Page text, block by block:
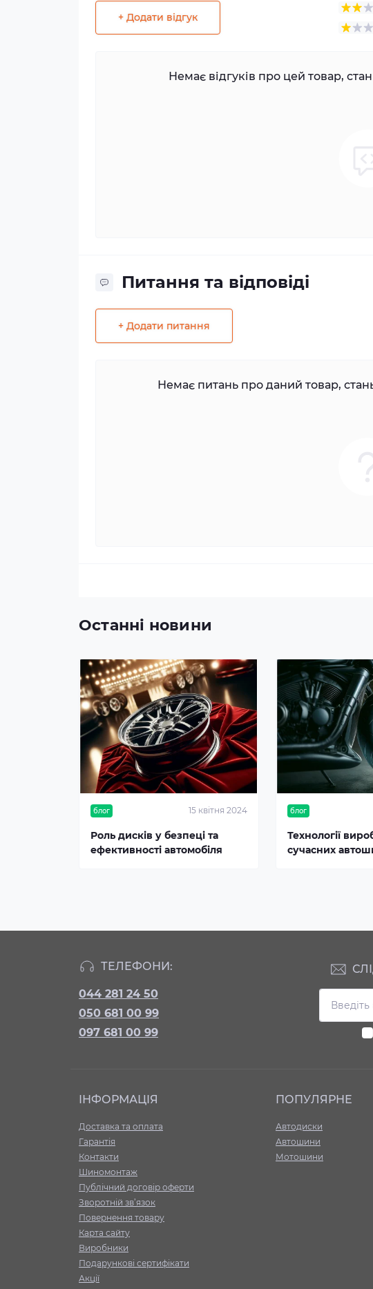
+ Додати відгук
Немає відгуків про цей товар,
Питання та відповіді
+ Додати питання
Немає питань про даний товар,
Останні новини
блог 15 квітня 2024
Роль дисків у безпеці та
ефективності автомобіля
блог
Технології
сучасних
ТЕЛЕФОНИ:
044 281 24 50
050 681 00 99
097 681 00 99
ІНФОРМАЦІЯ
Доставка та оплата
Гарантія
Контакти
Шиномонтаж
Публічний договір оферти
Зворотній зв’язок
Повернення товару
Карта сайту
Виробники
Подарункові сертифікати
Акції
ПОПУЛЯРНЕ
Автодиски
Автошини
Мотошини